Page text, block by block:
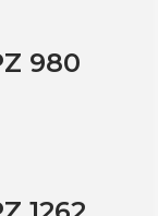
980